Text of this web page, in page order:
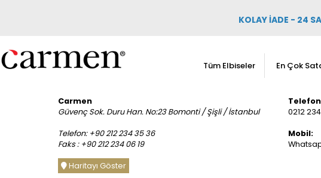
KOLAY İADE - 24
Tüm Elbiseler En Çok
Carmen
Güvenç Sok. Duru Han. No:23 Bomonti / Şişli / İstanbul
Telefon: +90 212 234 35 36
Faks : +90 212 234 06 19
Haritayı Göster
0212
Mobil: